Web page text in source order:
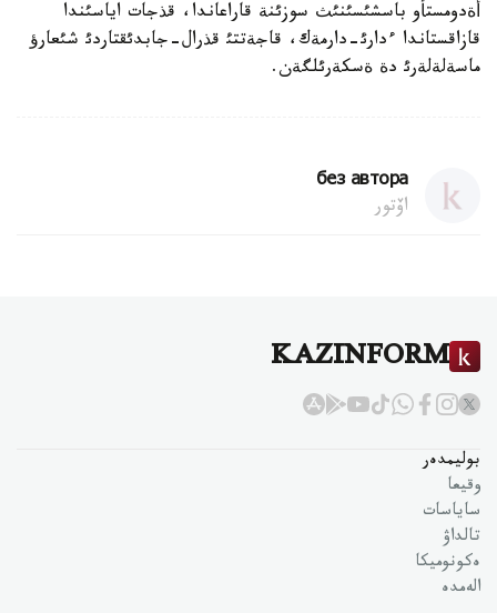
أةدومستأو باسشئسئنئث سوزئنة قاراعاندا، قذجات اياسئندا
قازاقستاندا ءدارئ-دارمةك، قاجةتتئ قذرال-جابدئقتاردئ شئعارؤ
ماسةلةلةرئ دة ةسكةرئلگةن.
без автора
اۆتور
KAZINFORM
بوليمدەر
وقيعا
ساياسات
تالداۋ
ەكونوميكا
الەمدە